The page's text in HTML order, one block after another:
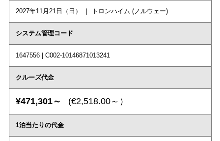
2027年11月21日（日） ｜ トロンハイム (ノルウェー)
システム管理コード
1647556 | C002-10146871013241
クルーズ代金
¥471,301～ (€2,518.00～）
1泊当たりの代金